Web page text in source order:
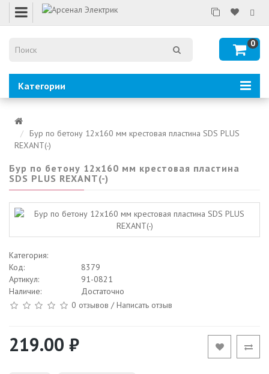
0
Категории
Бур по бетону 12х160 мм крестовая пластина SDS PLUS
REXANT(-)
Бур по бетону 12х160 мм крестовая пластина
SDS PLUS REXANT(-)
Категория:
Код:
8379
Артикул:
91-0821
Наличие:
Достаточно
0 отзывов /Написать отзыв
219.00 ₽